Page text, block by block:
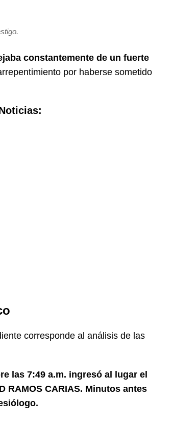
constantemente de un fuerte
por haberse sometido
corresponde al análisis de las
las 7:49 a.m. ingresó al lugar el
RAMOS CARIAS. Minutos antes